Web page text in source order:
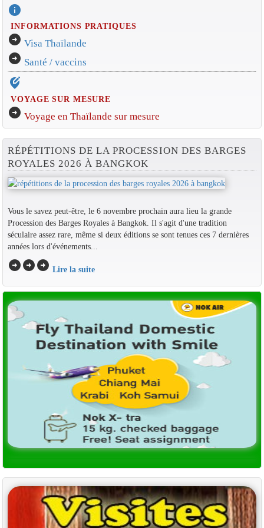
info
INFORMATIONS PRATIQUES
arrow_circle_right Visa Thaïlande
arrow_circle_right Santé / vaccins
edit_location_alt
VOYAGE SUR MESURE
arrow_circle_right Voyage en Thaïlande sur mesure
RÉPÉTITIONS DE LA PROCESSION DES BARGES
ROYALES 2026 À BANGKOK
Vous le savez peut-être, le 6 novembre prochain aura lieu la grande
Procession des Barges Royales à Bangkok. Il s'agit d'une tradition
séculaire assez rare, même si deux éditions se sont tenues ces 7 dernières
années lors d'événements...
arrow_circle_rightarrow_circle_rightarrow_circle_right Lire la suite